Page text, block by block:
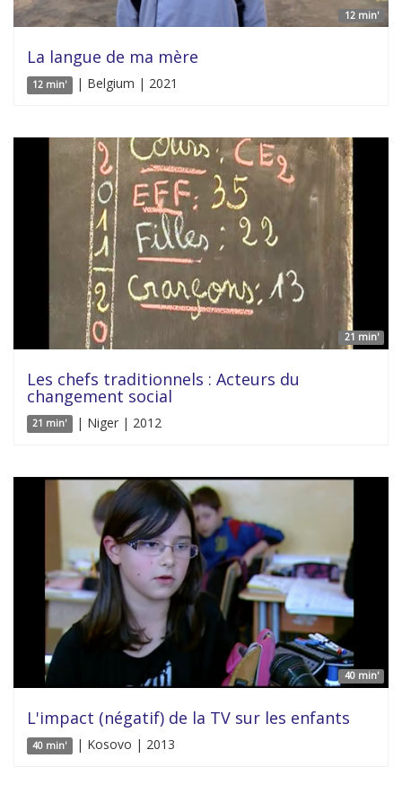
12 min'
La langue de ma mère
12 min' | Belgium | 2021
21 min'
Les chefs traditionnels : Acteurs du
changement social
21 min' | Niger | 2012
40 min'
L'impact (négatif) de la TV sur les enfants
40 min' | Kosovo | 2013